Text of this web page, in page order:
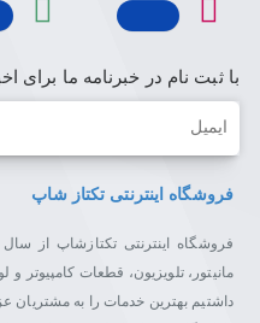
با ثبت نام در خبرنامه ما برای
ایمیل
فروشگاه اینترنتی تکتاز شاپ
مانیتور، تلویزیون، قطعات کامپیوتر
داشتیم بهترین خدمات را به مشتریان